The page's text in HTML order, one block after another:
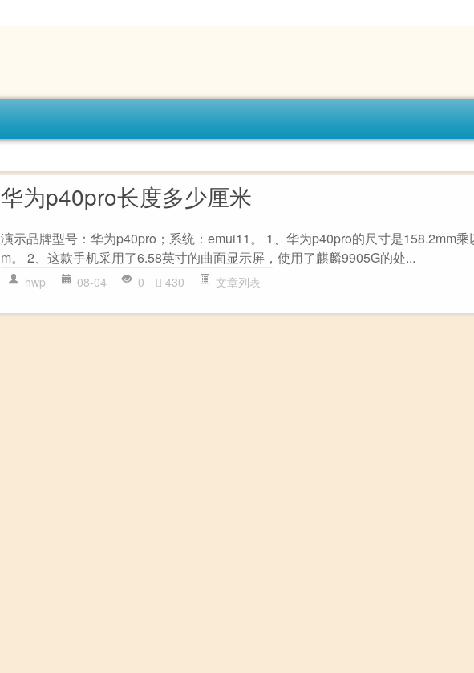
华为p40pro长度多少厘米
演示品牌型号：华为p40pro；系统：emui11。 1、华为p40pro的尺寸是158.2mm乘
m。 2、这款手机采用了6.58英寸的曲面显示屏，使用了麒麟9905G的处...
hwp 08-04 0 430 文章列表